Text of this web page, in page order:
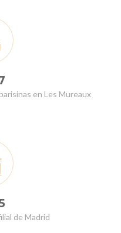
en Les Mureaux
de Madrid